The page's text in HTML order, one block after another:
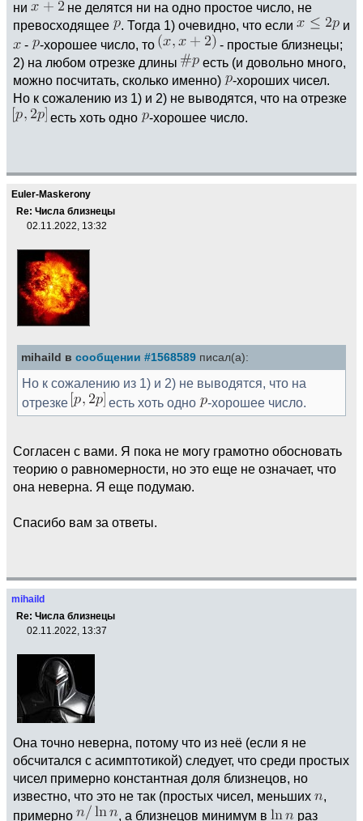
ни
не делятся ни на одно простое число, не
превосходящее
. Тогда 1) очевидно, что если
и
-
-хорошее число, то
- простые близнецы;
2) на любом отрезке длины
есть (и довольно много,
можно посчитать, сколько именно)
-хороших чисел.
Но к сожалению из 1) и 2) не выводятся, что на отрезке
есть хоть одно
-хорошее число.
Euler-Maskerony
Re: Числа близнецы
02.11.2022, 13:32
mihaild в сообщении #1568589 писал(а):
Но к сожалению из 1) и 2) не выводятся, что на
отрезке
есть хоть одно -хорошее число.
Согласен с вами. Я пока не могу грамотно обосновать
теорию о равномерности, но это еще не означает, что
она неверна. Я еще подумаю.
Спасибо вам за ответы.
mihaild
Re: Числа близнецы
02.11.2022, 13:37
Она точно неверна, потому что из неё (если я не
обсчитался с асимптотикой) следует, что среди простых
чисел примерно константная доля близнецов, но
известно, что это не так (простых чисел, меньших
,
примерно
, а близнецов минимум в
раз